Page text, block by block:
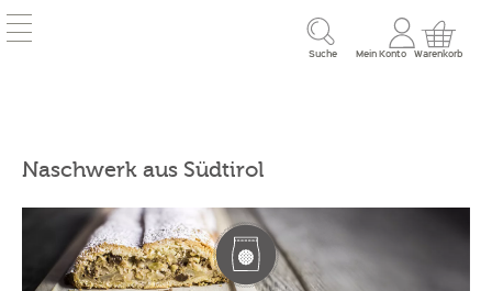
Suche Mein Konto Warenkorb
Naschwerk aus Südtirol